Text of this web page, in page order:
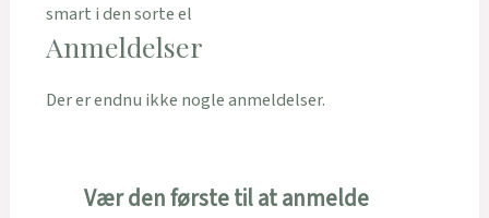
smart i den sorte el
Anmeldelser
Der er endnu ikke nogle anmeldelser.
Vær den første til at anmelde